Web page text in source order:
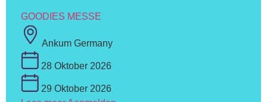
GOODIES MESSE
Ankum Germany
28 Oktober 2026
29 Oktober 2026